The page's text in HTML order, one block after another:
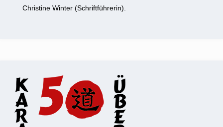
Christine Winter (Schriftführerin).